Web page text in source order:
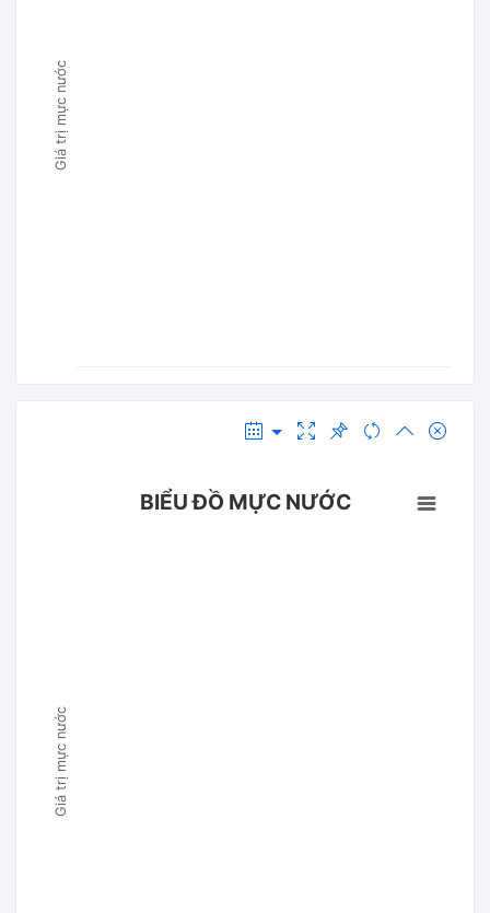
Giá trị mực nước
Giá trị mực nước
BIỂU ĐỒ MỰC NƯỚC